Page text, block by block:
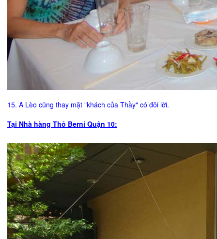
15. A Lèo cũng thay mặt "khách của Thầy" có đôi lời.
Tại Nhà hàng Thỏ Berni Quận 10: